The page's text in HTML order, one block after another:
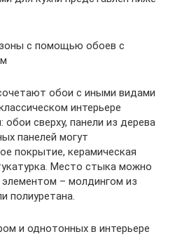
с помощью обоев с
обои с иными видами
интерьере
сверху, панели из дерева
панелей могут
покрытие, керамическая
Место стыка можно
– молдингом из
полиуретана.
и однотонных в интерьере